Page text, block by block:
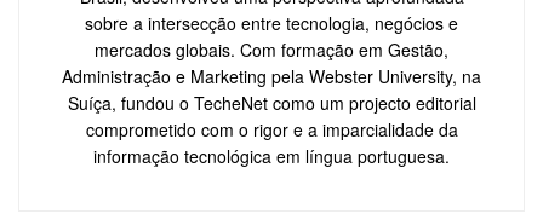
sobre a intersecção entre tecnologia, negócios e
mercados globais. Com formação em Gestão,
Administração e Marketing pela Webster University, na
Suíça, fundou o TecheNet como um projecto editorial
comprometido com o rigor e a imparcialidade da
informação tecnológica em língua portuguesa.